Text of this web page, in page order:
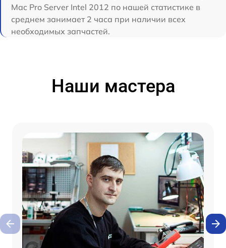
Mac Pro Server Intel 2012 по нашей статистике в
среднем занимает 2 часа при наличии всех
необходимых запчастей.
Наши мастера